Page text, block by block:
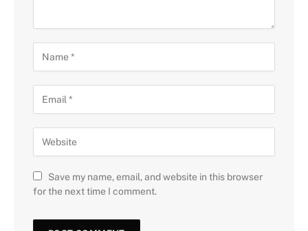
Save my name, email, and website in this browser
for the next time I comment.